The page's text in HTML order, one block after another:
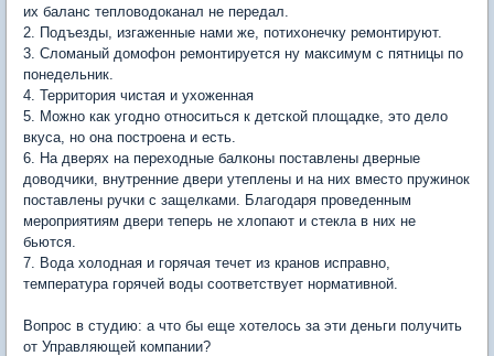
их баланс тепловодоканал не передал.
2. Подъезды, изгаженные нами же, потихонечку ремонтируют.
3. Сломаный домофон ремонтируется ну максимум с пятницы по
понедельник.
4. Территория чистая и ухоженная
5. Можно как угодно относиться к детской площадке, это дело
вкуса, но она построена и есть.
6. На дверях на переходные балконы поставлены дверные
доводчики, внутренние двери утеплены и на них вместо пружинок
поставлены ручки с защелками. Благодаря проведенным
мероприятиям двери теперь не хлопают и стекла в них не
бьются.
7. Вода холодная и горячая течет из кранов исправно,
температура горячей воды соответствует нормативной.
Вопрос в студию: а что бы еще хотелось за эти деньги получить
от Управляющей компании?